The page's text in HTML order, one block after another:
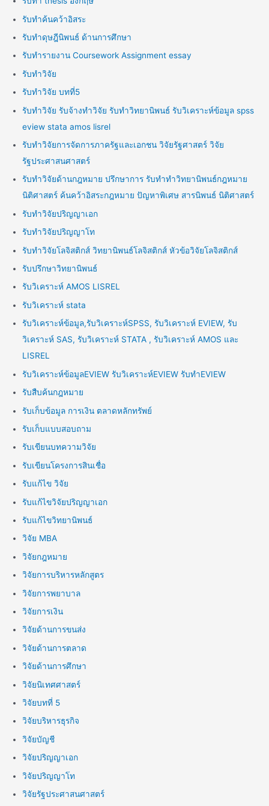
รับทำค้นคว้าอิสระ
รับทำดุษฎีนิพนธ์ ด้านการศึกษา
รับทำรายงาน Coursework Assignment essay
รับทำวิจัย
รับทำวิจัย บทที่5
รับทำวิจัย รับจ้างทำวิจัย รับทำวิทยานิพนธ์ รับวิเคราะห์ข้อมูล spss
eview stata amos lisrel
รับทำวิจัยการจัดการภาครัฐและเอกชน วิจัยรัฐศาสตร์ วิจัย
รัฐประศาสนศาสตร์
รับทำวิจัยด้านกฎหมาย ปรึกษาการ รับทำทำวิทยานิพนธ์กฎหมาย
นิติศาสตร์ ค้นคว้าอิสระกฎหมาย ปัญหาพิเศษ สารนิพนธ์ นิติศาสตร์
รับทำวิจัยปริญญาเอก
รับทำวิจัยปริญญาโท
รับทำวิจัยโลจิสติกส์ วิทยานิพนธ์โลจิสติกส์ หัวข้อวิจัยโลจิสติกส์
รับปรึกษาวิทยานิพนธ์
รับวิเคราะห์ AMOS LISREL
รับวิเคราะห์ stata
รับวิเคราะห์ข้อมูล,รับวิเคราะห์SPSS, รับวิเคราะห์ EVIEW, รับ
วิเคราะห์ SAS, รับวิเคราะห์ STATA , รับวิเคราะห์ AMOS และ
LISREL
รับวิเคราะห์ข้อมูลEVIEW รับวิเคราะห์EVIEW รับทำEVIEW
รับสืบค้นกฎหมาย
รับเก็บข้อมูล การเงิน ตลาดหลักทรัพย์
รับเก็บแบบสอบถาม
รับเขียนบทความวิจัย
รับเขียนโครงการสินเชื่อ
รับแก้ไข วิจัย
รับแก้ไขวิจัยปริญญาเอก
รับแก้ไขวิทยานิพนธ์
วิจัย MBA
วิจัยกฎหมาย
วิจัยการบริหารหลักสูตร
วิจัยการพยาบาล
วิจัยการเงิน
วิจัยด้านการขนส่ง
วิจัยด้านการตลาด
วิจัยด้านการศึกษา
วิจัยนิเทศศาสตร์
วิจัยบทที่ 5
วิจัยบริหารธุรกิจ
วิจัยบัญชี
วิจัยปริญญาเอก
วิจัยปริญญาโท
วิจัยรัฐประศาสนศาสตร์